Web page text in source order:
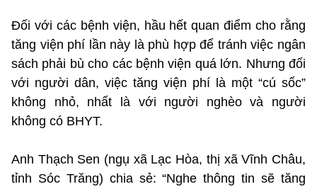
Đối với các bệnh viện, hầu hết quan điểm cho rằng
tăng viện phí lần này là phù hợp để tránh việc ngân
sách phải bù cho các bệnh viện quá lớn. Nhưng đối
với người dân, việc tăng viện phí là một “cú sốc”
không nhỏ, nhất là với người nghèo và người
không có BHYT.
Anh Thạch Sen (ngụ xã Lạc Hòa, thị xã Vĩnh Châu,
tỉnh Sóc Trăng) chia sẻ: “Nghe thông tin sẽ tăng